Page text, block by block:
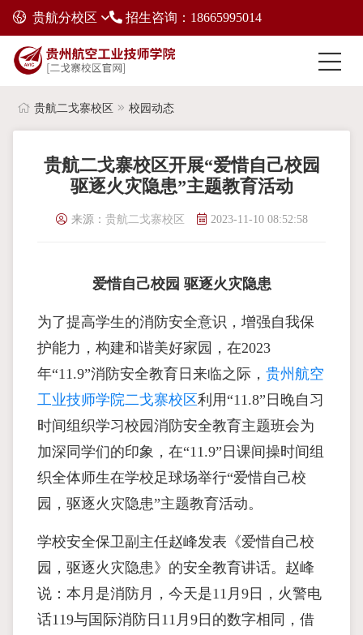
贵航分校区 招生咨询：18665995014
贵航二戈寨校区 校园动态
贵航二戈寨校区开展“爱惜自己校园
驱逐火灾隐患”主题教育活动
来源： 贵航二戈寨校区 2023-11-10 08:52:58
爱惜自己校园 驱逐火灾隐患
为了提高学生的消防安全意识，增强自我保
护能力，构建和谐美好家园，在2023
年“11.9”消防安全教育日来临之际， 贵州航空
工业技师学院二戈寨校区利用“11.8”日晚自习
时间组织学习校园消防安全教育主题班会为
加深同学们的印象，在“11.9”日课间操时间组
织全体师生在学校足球场举行“爱惜自己校
园，驱逐火灾隐患”主题教育活动。
学校安全保卫副主任赵峰发表《爱惜自己校
园，驱逐火灾隐患》的安全教育讲话。赵峰
说：本月是消防月，今天是11月9日，火警电
话119与国际消防日11月9日的数字相同，借